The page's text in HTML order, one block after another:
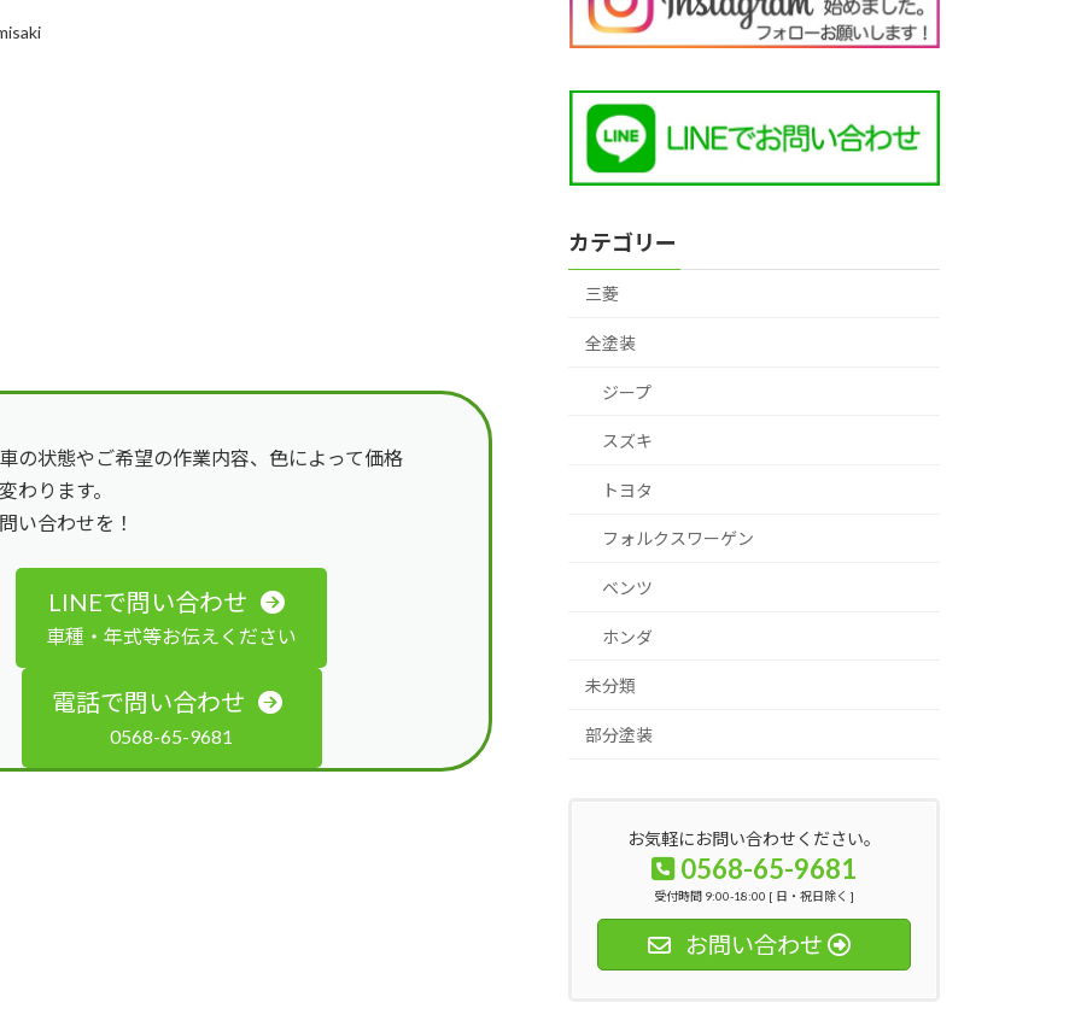
の状態やご希望の作業内容、色によって価格
わります。
い合わせを！
LINEで問い合わせ
車種・年式等お伝えください
電話で問い合わせ
0568-65-9681
カテゴリー
三菱
全塗装
ジープ
スズキ
トヨタ
フォルクスワーゲン
ベンツ
ホンダ
未分類
部分塗装
お気軽にお問い合わせください。
0568-65-9681
受付時間 9:00-18:00 [ 日・祝日除く ]
お問い合わせ